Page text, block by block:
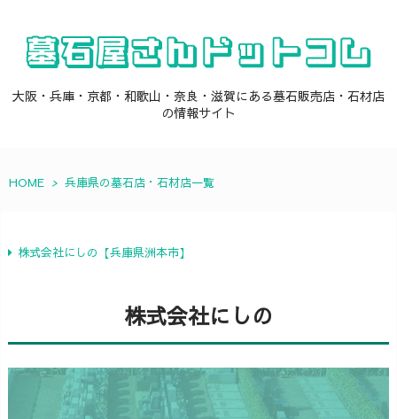
大阪・兵庫・京都・和歌山・奈良・滋賀にある墓石販売店・石材店
の情報サイト
HOME > 兵庫県の墓石店・石材店一覧
株式会社にしの【兵庫県洲本市】
株式会社にしの